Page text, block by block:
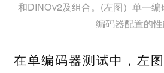
和DINOv2及组合。(左图）单一
编码器配置的
在单编码器测试中，左